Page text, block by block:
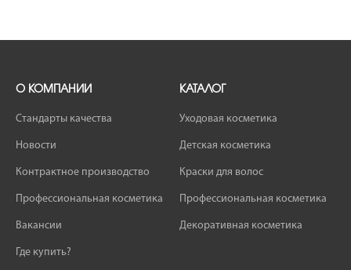
О КОМПАНИИ
Стандарты качества
Новости
Контрактное производство
Профессиональная косметика
Вакансии
Где купить?
КАТАЛОГ
Уходовая косметика
Детская косметика
Краски для волос
Профессиональная косметика
Декоративная косметика